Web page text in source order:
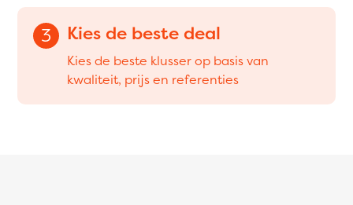
3 Kies de beste deal
Kies de beste klusser op basis van
kwaliteit, prijs en referenties